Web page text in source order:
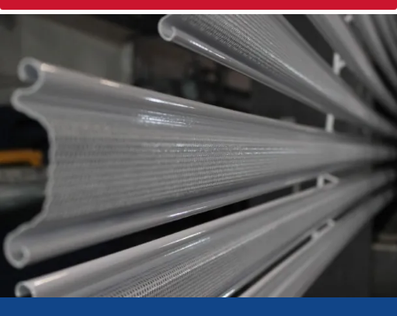
Início
Produtos
Porta de Enrolar Automática
Automatizadores
Acessórios Para Portas de
Pintura eletrostática
Portfólio
Contato
Acessórios